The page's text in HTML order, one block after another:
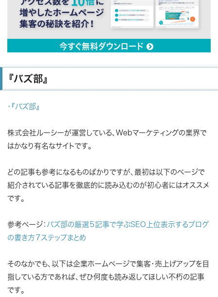
今すぐ無料ダウンロード 
『バズ部』
・『バズ部』
株式会社ルーシーが運営している、Webマーケティングの業界で
はかなり有名なサイトです。
どの記事も参考になるものばかりですが、最初は以下のページで
紹介されている記事を徹底的に読み込むのが初心者にはオススメ
です。
参考ページ： バズ部の厳選５記事で学ぶSEO上位表示するブログ
の書き方７ステップまとめ
そのなかでも、以下は企業ホームページで集客・売上げアップを目
指している方であれば、ぜひ何度も読み返してほしい不朽の記事
です。